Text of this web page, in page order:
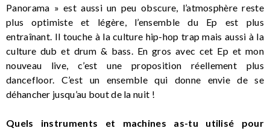
Panorama » est aussi un peu obscure, l’atmosphère reste
plus optimiste et légère, l’ensemble du Ep est plus
entraînant. Il touche à la culture hip-hop trap mais aussi à la
culture dub et drum & bass. En gros avec cet Ep et mon
nouveau live, c’est une proposition réellement plus
dancefloor. C’est un ensemble qui donne envie de se
déhancher jusqu’au bout de la nuit !
Quels instruments et machines as-tu utilisé pour